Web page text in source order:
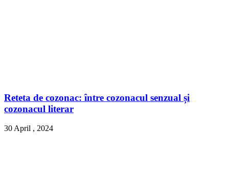
Reteta de cozonac: între cozonacul senzual și
cozonacul literar
30 April , 2024